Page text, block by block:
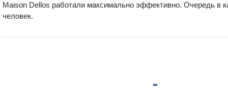
Maison Dellos работали максимально эффективно. Очередь в
человек.